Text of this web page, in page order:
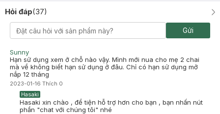
Hỏi đáp(37)
Gửi
Sunny
Hạn sử dụng xem ở chỗ nào vậy. Mình mới nua cho mẹ 2 chai
mà về không biết hạn sử dụng ở đâu. Chỉ có hạn sử dụng mở
nắp 12 tháng
2023-01-16 Thích 0
Hasaki
Hasaki xin chào , để tiện hỗ trợ hơn cho bạn , bạn nhấn nút
phần "chat với chúng tôi" nhé